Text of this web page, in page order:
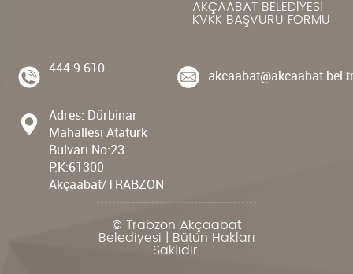
AKÇAABAT BELEDİYESİ
KVKK BAŞVURU FORMU
444 9 610
Adres: Dürbinar
Mahallesi Atatürk
Bulvarı No:23
P.K:61300
Akçaabat/TRABZON
© Trabzon Akçaabat
Belediyesi | Bütün Hakları
Saklıdır.